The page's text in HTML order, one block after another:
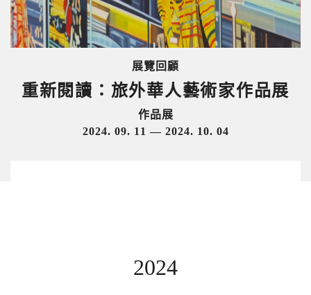
展覽回顧
重新閱讀：旅外華人藝術家作品展
作品展
2024. 09. 11 — 2024. 10. 04
2024